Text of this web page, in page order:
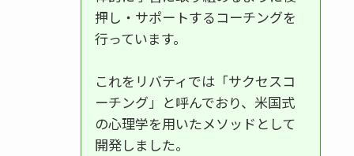
押し・サポートするコーチングを
行っています。
これをリバティでは「サクセスコ
ーチング」と呼んでおり、米国式
の心理学を用いたメソッドとして
開発しました。